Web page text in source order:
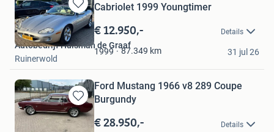
Bewaren
in
Mijn
Favorieten
Cabriolet 1999 Youngtimer
€ 12.950,- Details
1999 87.349 km
Autobedrijf Huisman de Graaf
Ruinerwold
31 jul 26
Bewaren
in
Mijn
Ford Mustang 1966 v8 289 Coupe
Burgundy
€ 28.950,- Details